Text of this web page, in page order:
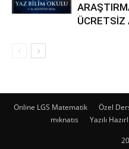
ÜCRETSİZ
Online LGS Matematik Özel
mıknatıs
Yazılı